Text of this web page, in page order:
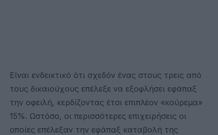
Είναι ενδεικτικό ότι σχεδόν ένας στους τρεις από
τους δικαιούχους επέλεξε να εξοφλήσει εφάπαξ
την οφειλή, κερδίζοντας έτσι επιπλέον «κούρεμα»
15%. Ωστόσο, οι περισσότερες επιχειρήσεις οι
οποίες επέλεξαν την εφάπαξ καταβολή της